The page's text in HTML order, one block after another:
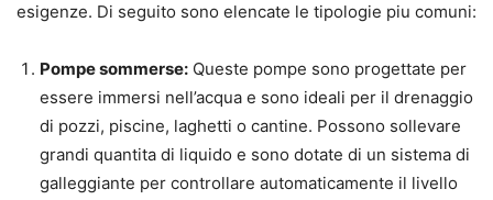
esigenze. Di seguito sono elencate le tipologie piu comuni:
Pompe sommerse: Queste pompe sono progettate per
essere immersi nell’acqua e sono ideali per il drenaggio
di pozzi, piscine, laghetti o cantine. Possono sollevare
grandi quantita di liquido e sono dotate di un sistema di
galleggiante per controllare automaticamente il livello